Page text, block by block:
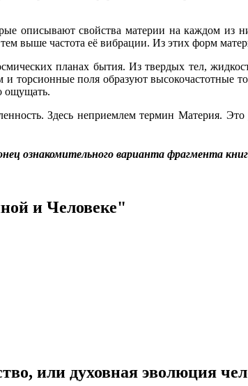
описывают свойства материи на каждом из
выше частота её вибрации. Из этих форм
планах бытия. Из твердых тел,
торсионные поля образуют
ощущать.
Здесь неприемлем термин
ознакомительного варианта фрагмента
и Человеке"
или духовная эволюция